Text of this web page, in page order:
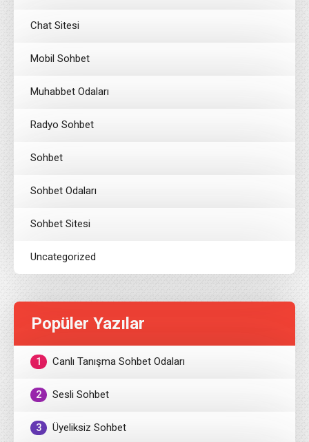
Chat Sitesi
Mobil Sohbet
Muhabbet Odaları
Radyo Sohbet
Sohbet
Sohbet Odaları
Sohbet Sitesi
Uncategorized
Popüler Yazılar
1 Canlı Tanışma Sohbet Odaları
2 Sesli Sohbet
3 Üyeliksiz Sohbet